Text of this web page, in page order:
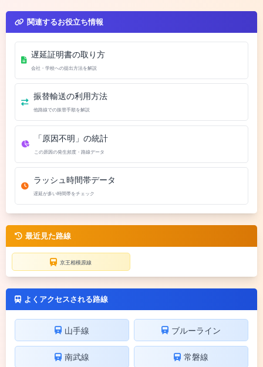
関連するお役立ち情報
遅延証明書の取り方
会社・学校への提出方法を解説
振替輸送の利用方法
他路線での振替手順を解説
「原因不明」の統計
この原因の発生頻度・路線データ
ラッシュ時間帯データ
遅延が多い時間帯をチェック
最近見た路線
京王相模原線
よくアクセスされる路線
山手線 ブルーライン
南武線 常磐線